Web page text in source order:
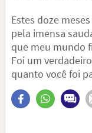
Estes doze
pela imensa
que meu mundo
Foi um
quanto você foi